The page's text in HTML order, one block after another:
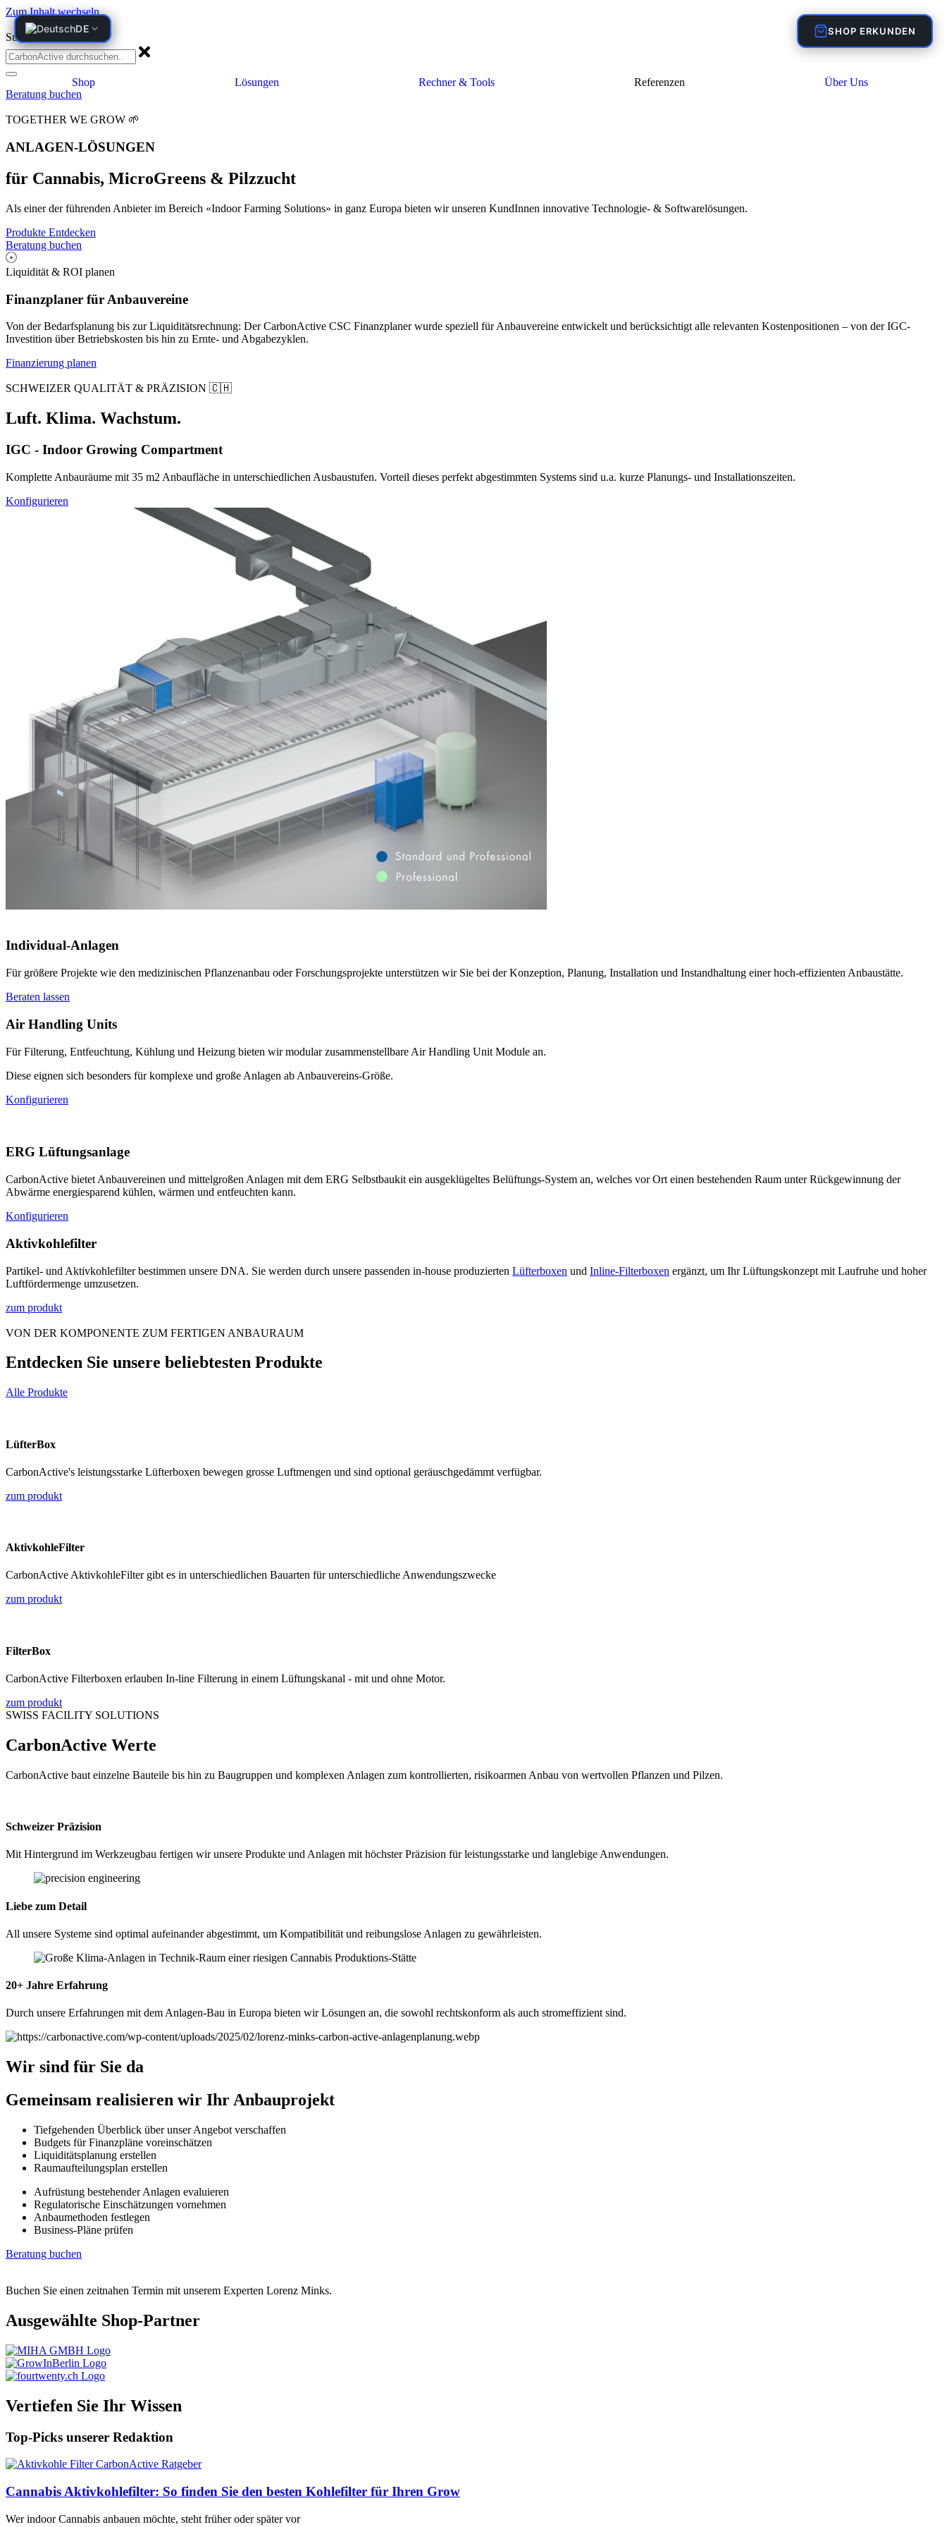
Zum Inhalt wechseln
Suche
Shop Lösungen Rechner & Tools Referenzen
Über Uns
Beratung buchen
TOGETHER WE GROW 🌱
ANLAGEN-LÖSUNGEN
für Cannabis, MicroGreens & Pilzzucht
Als einer der führenden Anbieter im Bereich «Indoor Farming Solutions» in ganz Europa bieten wir unseren KundInnen innovative Technologie- & Softwarelösungen.
Produkte Entdecken
Beratung buchen
Liquidität & ROI planen
Finanzplaner für Anbauvereine
Von der Bedarfsplanung bis zur Liquiditätsrechnung: Der CarbonActive CSC Finanzplaner wurde speziell für Anbauvereine entwickelt und berücksichtigt alle relevanten Kostenpositionen – von der IGC-
Investition über Betriebskosten bis hin zu Ernte- und Abgabezyklen.
Finanzierung planen
SCHWEIZER QUALITÄT & PRÄZISION 🇨🇭
Luft. Klima. Wachstum.
IGC - Indoor Growing Compartment
Komplette Anbauräume mit 35 m2 Anbaufläche in unterschiedlichen Ausbaustufen. Vorteil dieses perfekt abgestimmten Systems sind u.a. kurze Planungs- und Installationszeiten.
Konfigurieren
Individual-Anlagen
Für größere Projekte wie den medizinischen Pflanzenanbau oder Forschungsprojekte unterstützen wir Sie bei der Konzeption, Planung, Installation und Instandhaltung einer hoch-effizienten Anbaustätte.
Beraten lassen
Air Handling Units
Für Filterung, Entfeuchtung, Kühlung und Heizung bieten wir modular zusammenstellbare Air Handling Unit Module an.
Diese eignen sich besonders für komplexe und große Anlagen ab Anbauvereins-Größe.
Konfigurieren
ERG Lüftungsanlage
CarbonActive bietet Anbauvereinen und mittelgroßen Anlagen mit dem ERG Selbstbaukit ein ausgeklügeltes Belüftungs-System an, welches vor Ort einen bestehenden Raum unter Rückgewinnung der
Abwärme energiesparend kühlen, wärmen und entfeuchten kann.
Konfigurieren
Aktivkohlefilter
Partikel- und Aktivkohlefilter bestimmen unsere DNA. Sie werden durch unsere passenden in-house produzierten Lüfterboxen und Inline-Filterboxen ergänzt, um Ihr Lüftungskonzept mit Laufruhe und hoher
Luftfördermenge umzusetzen.
zum produkt
VON DER KOMPONENTE ZUM FERTIGEN ANBAURAUM
Entdecken Sie unsere beliebtesten Produkte
Alle Produkte
LüfterBox
CarbonActive's leistungsstarke Lüfterboxen bewegen grosse Luftmengen und sind optional geräuschgedämmt verfügbar.
zum produkt
AktivkohleFilter
CarbonActive AktivkohleFilter gibt es in unterschiedlichen Bauarten für unterschiedliche Anwendungszwecke
zum produkt
FilterBox
CarbonActive Filterboxen erlauben In-line Filterung in einem Lüftungskanal - mit und ohne Motor.
zum produkt
SWISS FACILITY SOLUTIONS
CarbonActive Werte
CarbonActive baut einzelne Bauteile bis hin zu Baugruppen und komplexen Anlagen zum kontrollierten, risikoarmen Anbau von wertvollen Pflanzen und Pilzen.
Schweizer Präzision
Mit Hintergrund im Werkzeugbau fertigen wir unsere Produkte und Anlagen mit höchster Präzision für leistungsstarke und langlebige Anwendungen.
Liebe zum Detail
All unsere Systeme sind optimal aufeinander abgestimmt, um Kompatibilität und reibungslose Anlagen zu gewährleisten.
20+ Jahre Erfahrung
Durch unsere Erfahrungen mit dem Anlagen-Bau in Europa bieten wir Lösungen an, die sowohl rechtskonform als auch stromeffizient sind.
Wir sind für Sie da
Gemeinsam realisieren wir Ihr Anbauprojekt
Tiefgehenden Überblick über unser Angebot verschaffen
Budgets für Finanzpläne voreinschätzen
Liquiditätsplanung erstellen
Raumaufteilungsplan erstellen
Aufrüstung bestehender Anlagen evaluieren
Regulatorische Einschätzungen vornehmen
Anbaumethoden festlegen
Business-Pläne prüfen
Beratung buchen
Buchen Sie einen zeitnahen Termin mit unserem Experten Lorenz Minks.
Ausgewählte Shop-Partner
Vertiefen Sie Ihr Wissen
Top-Picks unserer Redaktion
Cannabis Aktivkohlefilter: So finden Sie den besten Kohlefilter für Ihren Grow
Wer indoor Cannabis anbauen möchte, steht früher oder später vor
DE
DE SHOP ERKUNDEN